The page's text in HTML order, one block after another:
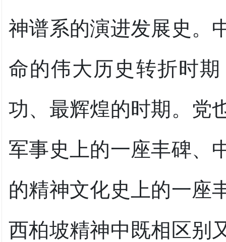
神谱系的演进发展史。
命的伟大历史转折时
功、最辉煌的时期。党
军事史上的一座丰碑、
的精神文化史上的一座
西柏坡精神中既相区别